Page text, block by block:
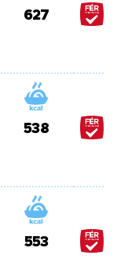
627
538
553